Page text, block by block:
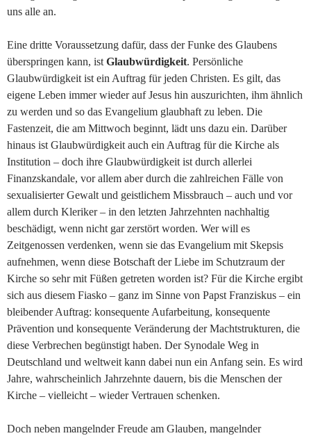
uns alle an.
Eine dritte Voraussetzung dafür, dass der Funke des Glaubens
überspringen kann, ist Glaubwürdigkeit. Persönliche
Glaubwürdigkeit ist ein Auftrag für jeden Christen. Es gilt, das
eigene Leben immer wieder auf Jesus hin auszurichten, ihm ähnlich
zu werden und so das Evangelium glaubhaft zu leben. Die
Fastenzeit, die am Mittwoch beginnt, lädt uns dazu ein. Darüber
hinaus ist Glaubwürdigkeit auch ein Auftrag für die Kirche als
Institution – doch ihre Glaubwürdigkeit ist durch allerlei
Finanzskandale, vor allem aber durch die zahlreichen Fälle von
sexualisierter Gewalt und geistlichem Missbrauch – auch und vor
allem durch Kleriker – in den letzten Jahrzehnten nachhaltig
beschädigt, wenn nicht gar zerstört worden. Wer will es
Zeitgenossen verdenken, wenn sie das Evangelium mit Skepsis
aufnehmen, wenn diese Botschaft der Liebe im Schutzraum der
Kirche so sehr mit Füßen getreten worden ist? Für die Kirche ergibt
sich aus diesem Fiasko – ganz im Sinne von Papst Franziskus – ein
bleibender Auftrag: konsequente Aufarbeitung, konsequente
Prävention und konsequente Veränderung der Machtstrukturen, die
diese Verbrechen begünstigt haben. Der Synodale Weg in
Deutschland und weltweit kann dabei nun ein Anfang sein. Es wird
Jahre, wahrscheinlich Jahrzehnte dauern, bis die Menschen der
Kirche – vielleicht – wieder Vertrauen schenken.
Doch neben mangelnder Freude am Glauben, mangelnder